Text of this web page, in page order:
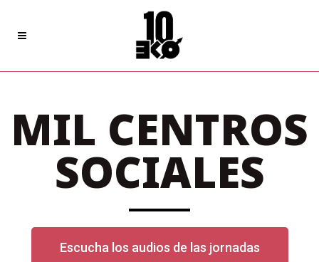
MIL CENTROS
SOCIALES
Escucha los audios de las jornadas